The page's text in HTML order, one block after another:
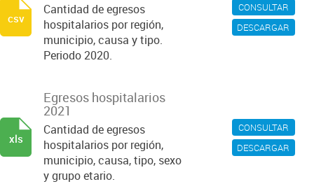
CONSULTAR
DESCARGAR
Cantidad de egresos
hospitalarios por región,
municipio, causa y tipo.
Periodo 2020.
csv
CONSULTAR
DESCARGAR
Egresos hospitalarios
2021
Cantidad de egresos
hospitalarios por región,
municipio, causa, tipo, sexo
y grupo etario.
xls